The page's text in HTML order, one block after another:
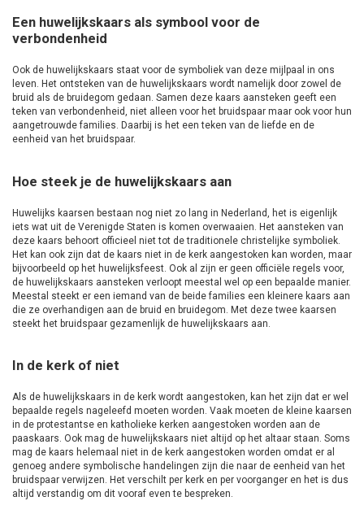
Een huwelijkskaars als symbool voor de
verbondenheid
Ook de huwelijkskaars staat voor de symboliek van deze mijlpaal in ons
leven. Het ontsteken van de huwelijkskaars wordt namelijk door zowel de
bruid als de bruidegom gedaan. Samen deze kaars aansteken geeft een
teken van verbondenheid, niet alleen voor het bruidspaar maar ook voor hun
aangetrouwde families. Daarbij is het een teken van de liefde en de
eenheid van het bruidspaar.
Hoe steek je de huwelijkskaars aan
Huwelijks kaarsen bestaan nog niet zo lang in Nederland, het is eigenlijk
iets wat uit de Verenigde Staten is komen overwaaien. Het aansteken van
deze kaars behoort officieel niet tot de traditionele christelijke symboliek.
Het kan ook zijn dat de kaars niet in de kerk aangestoken kan worden, maar
bijvoorbeeld op het huwelijksfeest. Ook al zijn er geen officiële regels voor,
de huwelijkskaars aansteken verloopt meestal wel op een bepaalde manier.
Meestal steekt er een iemand van de beide families een kleinere kaars aan
die ze overhandigen aan de bruid en bruidegom. Met deze twee kaarsen
steekt het bruidspaar gezamenlijk de huwelijkskaars aan.
In de kerk of niet
Als de huwelijkskaars in de kerk wordt aangestoken, kan het zijn dat er wel
bepaalde regels nageleefd moeten worden. Vaak moeten de kleine kaarsen
in de protestantse en katholieke kerken aangestoken worden aan de
paaskaars. Ook mag de huwelijkskaars niet altijd op het altaar staan. Soms
mag de kaars helemaal niet in de kerk aangestoken worden omdat er al
genoeg andere symbolische handelingen zijn die naar de eenheid van het
bruidspaar verwijzen. Het verschilt per kerk en per voorganger en het is dus
altijd verstandig om dit vooraf even te bespreken.